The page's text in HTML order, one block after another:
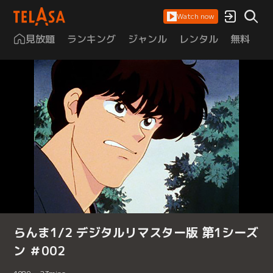
Watch now
見放題 ランキング ジャンル レンタル 無料
らんま1/2 デジタルリマスター版 第1シーズ
ン ＃002